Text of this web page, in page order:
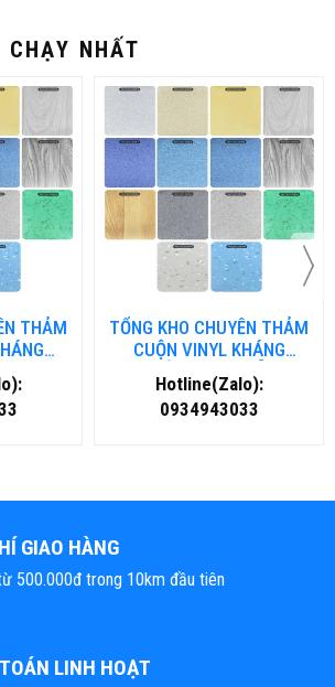
CHẠY NHẤT
THẢM
TỔNG KHO CHUYÊN THẢM
CUỘN VINYL KHÁNG
KHUẨN TẠI ĐÀ NẴNG
Hotline(Zalo):
0934943033
GIAO HÀNG
500.000đ trong 10km đầu tiên
LINH HOẠT